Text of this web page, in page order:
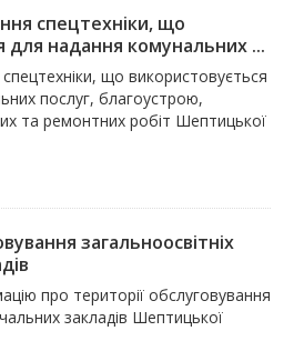
спецтехніки, що
для надання комунальних ...
що використовується
послуг, благоустрою,
та ремонтних робіт Шептицької
загальноосвітніх
про території обслуговування
закладів Шептицької